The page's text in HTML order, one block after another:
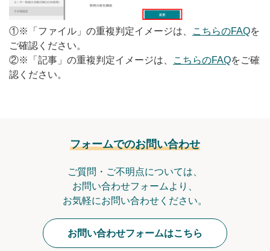
①※「ファイル」の重複判定イメージは、 こちらのFAQを
ご確認ください。
②※「記事」の重複判定イメージは、
こちらのFAQをご確
認ください。
フォームでのお問い合わせ
ご質問・ご不明点については、
お問い合わせフォームより、
お気軽にお問い合わせください。
お問い合わせフォームはこちら